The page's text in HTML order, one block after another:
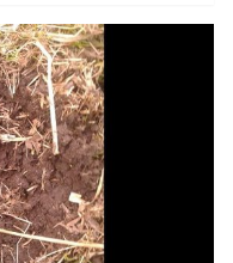
w Woli Łagowskiej
do zwierząt w
obraz, który
jego pamięci: jego
danieli i
grasowały wilki.
cztery lub pięć.
uciekły pod